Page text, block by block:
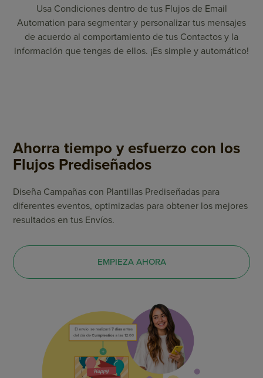
Usa Condiciones dentro de tus Flujos de Email
Automation para segmentar y personalizar tus mensajes
de acuerdo al comportamiento de tus Contactos y la
información que tengas de ellos. ¡Es simple y automático!
Ahorra tiempo y esfuerzo con los
Flujos Prediseñados
Diseña Campañas con Plantillas Prediseñadas para
diferentes eventos, optimizadas para obtener los mejores
resultados en tus Envíos.
EMPIEZA AHORA